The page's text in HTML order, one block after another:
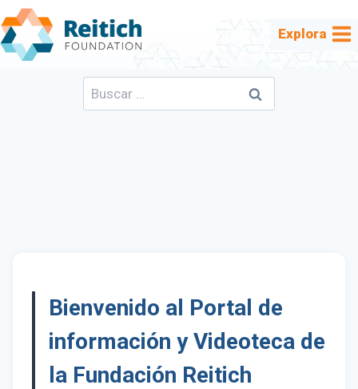
Saltar
al
contenido
Explora
Buscar:
Bienvenido al Portal de
información y Videoteca de
la Fundación Reitich